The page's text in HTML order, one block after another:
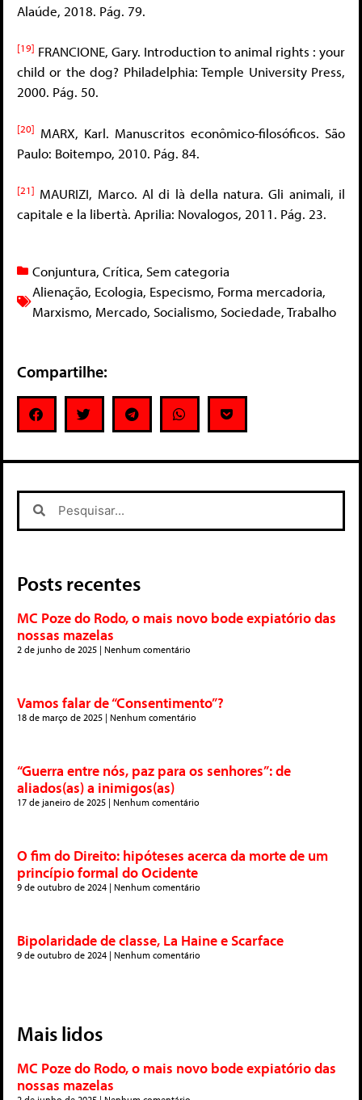
Alaúde, 2018. Pág. 79.
[19] FRANCIONE, Gary. Introduction to animal rights : your
child or the dog? Philadelphia: Temple University Press,
2000. Pág. 50.
[20] MARX, Karl. Manuscritos econômico-filosóficos. São
Paulo: Boitempo, 2010. Pág. 84.
[21] MAURIZI, Marco. Al di là della natura. Gli animali, il
capitale e la libertà. Aprilia: Novalogos, 2011. Pág. 23.
Conjuntura, Crítica, Sem categoria
Alienação, Ecologia, Especismo, Forma mercadoria,
Marxismo, Mercado, Socialismo, Sociedade,Trabalho
Compartilhe:
Posts recentes
MC Poze do Rodo, o mais novo bode expiatório das
nossas mazelas
2 de junho de 2025 Nenhum comentário
Vamos falar de “Consentimento”?
18 de março de 2025 Nenhum comentário
“Guerra entre nós, paz para os senhores”: de
aliados(as) a inimigos(as)
17 de janeiro de 2025 Nenhum comentário
O fim do Direito: hipóteses acerca da morte de um
princípio formal do Ocidente
9 de outubro de 2024 Nenhum comentário
Bipolaridade de classe, La Haine e Scarface
9 de outubro de 2024 Nenhum comentário
Mais lidos
MC Poze do Rodo, o mais novo bode expiatório das
nossas mazelas